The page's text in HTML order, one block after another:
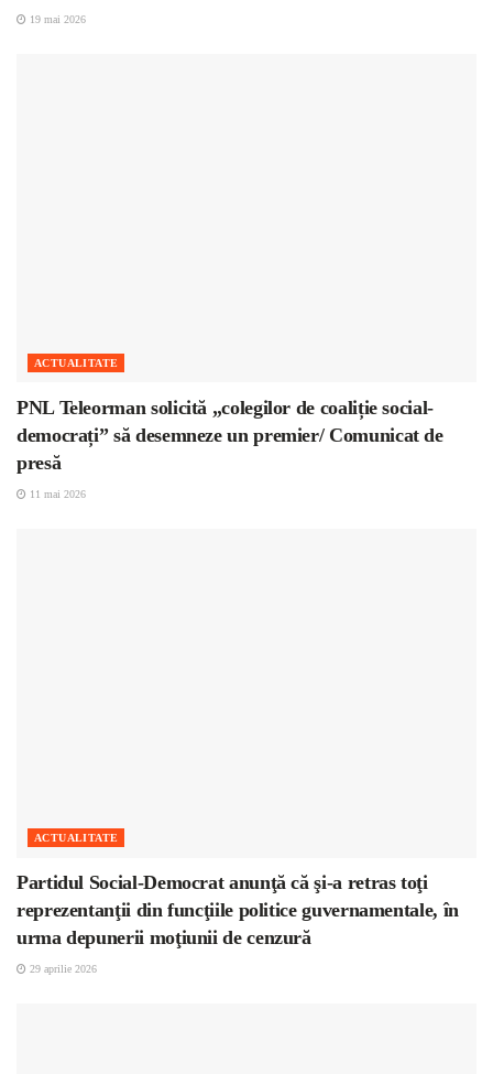
19 mai 2026
ACTUALITATE
PNL Teleorman solicită „colegilor de coaliție social-
democrați” să desemneze un premier/ Comunicat de
presă
11 mai 2026
ACTUALITATE
Partidul Social-Democrat anunţă că şi-a retras toţi
reprezentanţii din funcţiile politice guvernamentale, în
urma depunerii moţiunii de cenzură
29 aprilie 2026